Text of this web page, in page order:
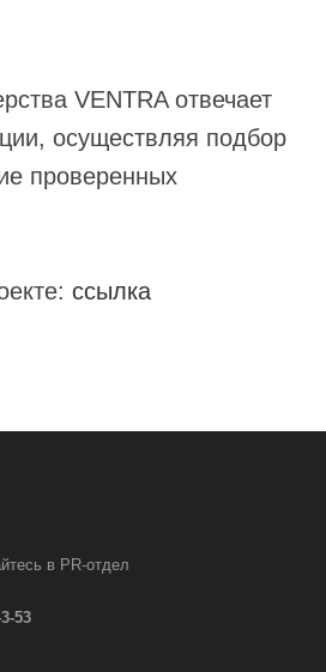
VENTRA отвечает
осуществляя подбор
проверенных
ссылка
в PR-отдел
53